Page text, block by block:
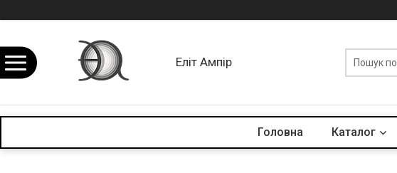
Еліт Ампір
Головна Каталог